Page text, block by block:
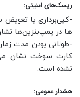
ریسک‌های امنیتی:
-کپی‌برداری یا
ها در پمپ‌بنزین‌ها
-طولانی بودن مدت
کارت سوخت نشان
نشده است.
هشدار عمومی: